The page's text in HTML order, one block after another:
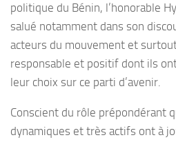
politique du Bénin, l’honorable
salué notamment dans son
acteurs du mouvement et
responsable et positif dont ils
leur choix sur ce parti d’avenir.
Conscient du rôle prépondérant
dynamiques et très actifs ont à